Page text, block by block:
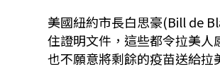
美國紐約市長白思豪(Bill de
住證明文件，這些都令拉美人
也不願意將剩餘的疫苗送給拉